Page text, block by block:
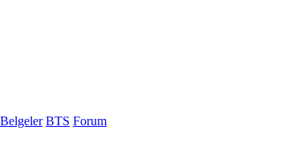
Belgeler BTS Forum